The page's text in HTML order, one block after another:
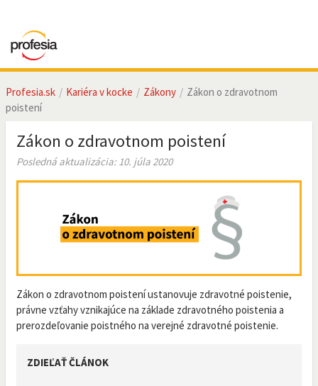
Profesia.sk Kariéra v kocke Zákony
Zákon o zdravotnom
poistení
Zákon o zdravotnom poistení
Posledná aktualizácia: 10. júla 2020
Zákon o zdravotnom poistení ustanovuje zdravotné poistenie,
právne vzťahy vznikajúce na základe zdravotného poistenia a
prerozdeľovanie poistného na verejné zdravotné poistenie.
ZDIEĽAŤ ČLÁNOK